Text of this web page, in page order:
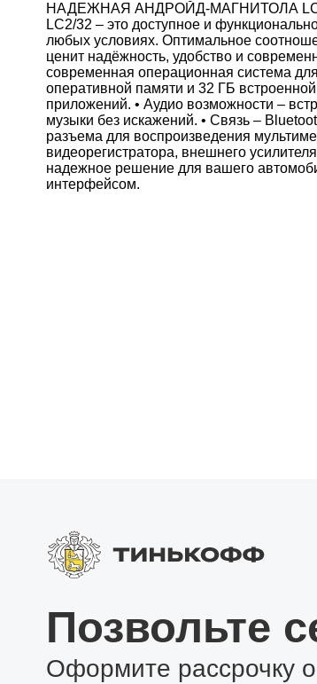
НАДЕЖНАЯ АНДРОЙД-МАГНИТОЛА
LC2/32 – это доступное и
любых условиях. Оптимальное
ценит надёжность, удобство и
современная операционная система
оперативной памяти и 32 ГБ
приложений. • Аудио возможности –
музыки без искажений. • Связь –
разъема для воспроизведения
видеорегистратора, внешнего
надежное решение для вашего
интерфейсом.
Позвольте
Оформите рассрочку